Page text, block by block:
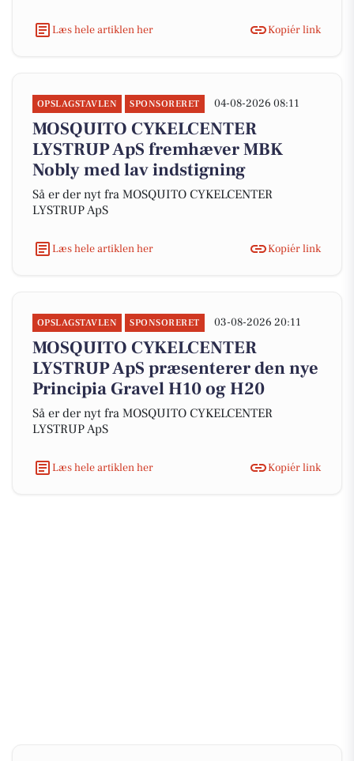
Læs hele artiklen her Kopiér link
OPSLAGSTAVLEN SPONSORERET 04-08-2026 08:11
MOSQUITO CYKELCENTER
LYSTRUP ApS fremhæver MBK
Nobly med lav indstigning
Så er der nyt fra MOSQUITO CYKELCENTER
LYSTRUP ApS
Læs hele artiklen her Kopiér link
OPSLAGSTAVLEN SPONSORERET 03-08-2026 20:11
MOSQUITO CYKELCENTER
LYSTRUP ApS præsenterer den nye
Principia Gravel H10 og H20
Så er der nyt fra MOSQUITO CYKELCENTER
LYSTRUP ApS
Læs hele artiklen her Kopiér link